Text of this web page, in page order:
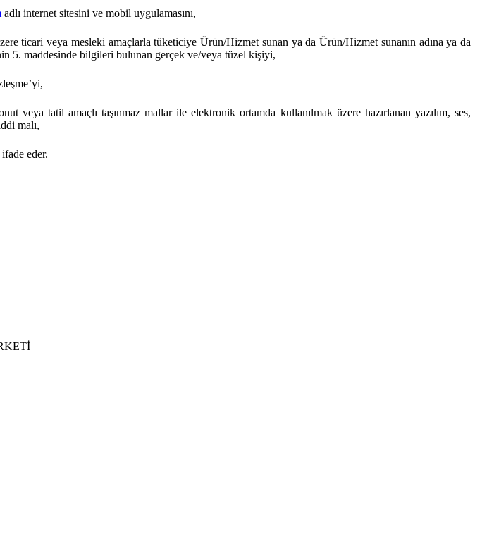
adlı internet sitesini ve mobil uygulamasını,
ticari veya mesleki amaçlarla tüketiciye Ürün/Hizmet sunan ya da Ürün/Hizmet sunanın adına ya da
5. maddesinde bilgileri bulunan gerçek ve/veya tüzel kişiyi,
veya tatil amaçlı taşınmaz mallar ile elektronik ortamda kullanılmak üzere hazırlanan yazılım, ses,
malı,
eder.